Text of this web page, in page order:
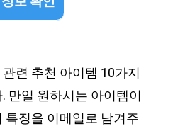
련 추천 아이템 10가지
만일 원하시는 아이템이
징을 이메일로 남겨주